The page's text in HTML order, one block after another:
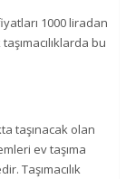
1000 liradan
bu
taşınacak olan
ev taşıma
Taşımacılık